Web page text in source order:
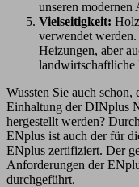
unseren
Vielseitigkeit:
verwendet
Heizungen, aber
landwirtschaftliche
Wussten Sie auch
Einhaltung der DINplus
hergestellt werden?
ENplus ist auch der für
ENplus zertifiziert. Der
Anforderungen der
durchgeführt.